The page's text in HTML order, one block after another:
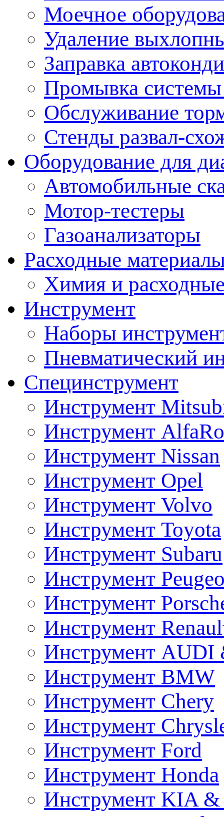
Моечное
Удаление
Заправка
Промывка
Обслуживание
Стенды развал-
Оборудование для
Автомобильные
Мотор-тестеры
Газоанализаторы
Расходные
Химия и
Инструмент
Наборы
Пневматический
Специнструмент
Инструмент
Инструмент
Инструмент Nissan
Инструмент Opel
Инструмент Volvo
Инструмент Toyota
Инструмент Subaru
Инструмент
Инструмент
Инструмент
Инструмент AUDI
Инструмент BMW
Инструмент Chery
Инструмент
Инструмент Ford
Инструмент Honda
Инструмент KIA